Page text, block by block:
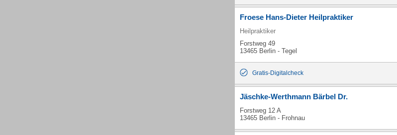
Froese Hans-Dieter Heilpraktiker
Heilpraktiker
Forstweg 49
13465 Berlin - Tegel
Gratis-Digitalcheck
Jäschke-Werthmann Bärbel Dr.
Forstweg 12 A
13465 Berlin - Frohnau